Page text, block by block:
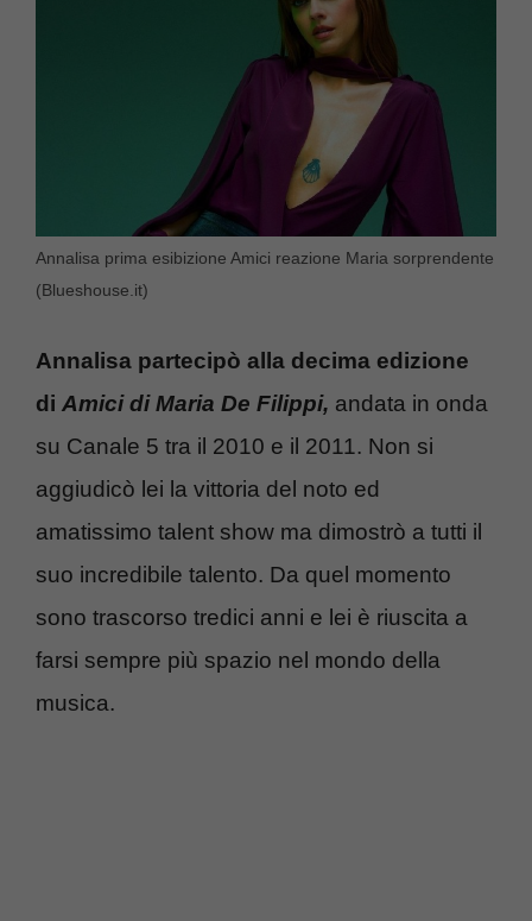
Annalisa prima esibizione Amici reazione Maria sorprendente
(Blueshouse.it)
Annalisa partecipò alla decima edizione
di Amici di Maria De Filippi, andata in onda
su Canale 5 tra il 2010 e il 2011. Non si
aggiudicò lei la vittoria del noto ed
amatissimo talent show ma dimostrò a tutti il
suo incredibile talento. Da quel momento
sono trascorso tredici anni e lei è riuscita a
farsi sempre più spazio nel mondo della
musica.